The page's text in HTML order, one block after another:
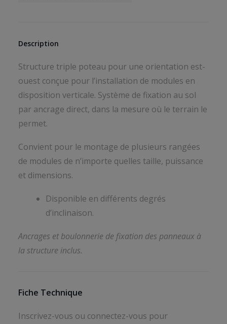
Description
Structure triple poteau pour une orientation est-
ouest conçue pour l’installation de modules en
disposition verticale. Système de fixation au sol
par ancrage direct, dans la mesure où le terrain le
permet.
Convient pour le montage de plusieurs rangées
de modules de n’importe quelles taille, puissance
et dimensions.
Disponible en différents degrés
d’inclinaison.
Ancrages et boulonnerie de fixation des panneaux à
la structure inclus.
Fiche Technique
Inscrivez-vous ou connectez-vous pour